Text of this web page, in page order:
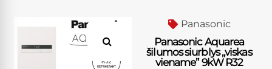
Panasonic
Panasonic Aquarea
šilumos siurblys „viskas
viename” 9kW R32